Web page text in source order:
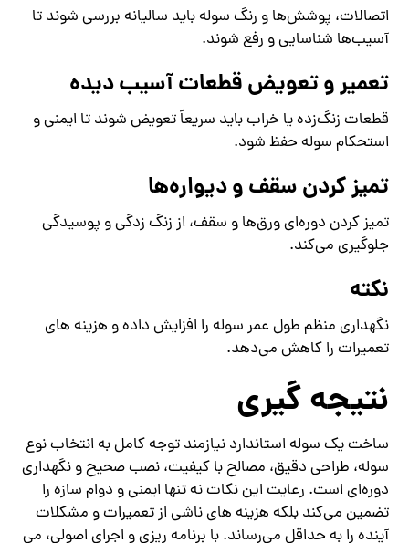
اتصالات، پوشش‌ها و رنگ سوله باید سالیانه بررسی شوند تا
آسیب‌ها شناسایی و رفع شوند.
تعمیر و تعویض قطعات آسیب دیده
قطعات زنگ‌زده یا خراب باید سریعاً تعویض شوند تا ایمنی و
استحکام سوله حفظ شود.
تمیز کردن سقف و دیواره‌ها
تمیز کردن دوره‌ای ورق‌ها و سقف، از زنگ‌ زدگی و پوسیدگی
جلوگیری می‌کند.
نکته
نگهداری منظم طول عمر سوله را افزایش داده و هزینه‌ های
تعمیرات را کاهش می‌دهد.
نتیجه‌ گیری
ساخت یک سوله استاندارد نیازمند توجه کامل به انتخاب نوع
سوله، طراحی دقیق، مصالح با کیفیت، نصب صحیح و نگهداری
دوره‌ای است. رعایت این نکات نه تنها ایمنی و دوام سازه را
تضمین می‌کند بلکه هزینه‌ های ناشی از تعمیرات و مشکلات
آینده را به حداقل می‌رساند. با برنامه‌ ریزی و اجرای اصولی، می‌